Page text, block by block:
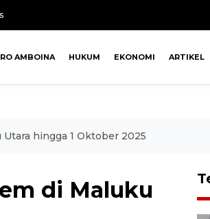
AMBOINA HUKUM EKONOMI ARTIKEL
hingga 1 Oktober 2025
di Maluku